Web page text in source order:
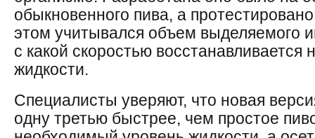
обыкновенного пива, а
этом учитывался объем выделяемого
с какой скоростью
жидкости.
Специалисты уверяют, что новая
одну третью быстрее, чем простое